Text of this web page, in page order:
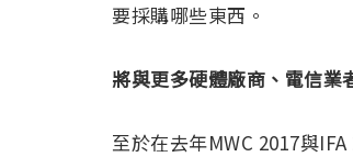
要採購哪些東西。
將與更多硬體廠商、電信業
至於在去年MWC 2017與